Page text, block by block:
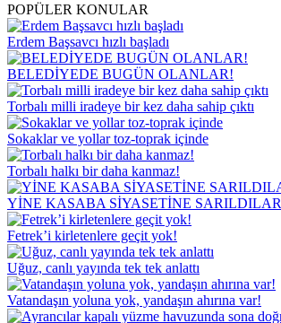
POPÜLER KONULAR
Erdem Başsavcı hızlı başladı
BELEDİYEDE BUGÜN OLANLAR!
Torbalı milli iradeye bir kez daha sahip çıktı
Sokaklar ve yollar toz-toprak içinde
Torbalı halkı bir daha kanmaz!
YİNE KASABA SİYASETİNE SARILDILAR
Fetrek’i kirletenlere geçit yok!
Uğuz, canlı yayında tek tek anlattı
Vatandaşın yoluna yok, yandaşın ahırına var!